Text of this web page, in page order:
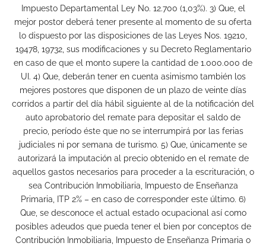
Impuesto Departamental Ley No. 12.700 (1,03%). 3) Que, el
mejor postor deberá tener presente al momento de su oferta
lo dispuesto por las disposiciones de las Leyes Nos. 19210,
19478, 19732, sus modificaciones y su Decreto Reglamentario
en caso de que el monto supere la cantidad de 1.000.000 de
UI. 4) Que, deberán tener en cuenta asimismo también los
mejores postores que disponen de un plazo de veinte días
corridos a partir del día hábil siguiente al de la notificación del
auto aprobatorio del remate para depositar el saldo de
precio, período éste que no se interrumpirá por las ferias
judiciales ni por semana de turismo. 5) Que, únicamente se
autorizará la imputación al precio obtenido en el remate de
aquellos gastos necesarios para proceder a la escrituración, o
sea Contribución Inmobiliaria, Impuesto de Enseñanza
Primaria, ITP 2% – en caso de corresponder este último. 6)
Que, se desconoce el actual estado ocupacional así como
posibles adeudos que pueda tener el bien por conceptos de
Contribución Inmobiliaria, Impuesto de Enseñanza Primaria o